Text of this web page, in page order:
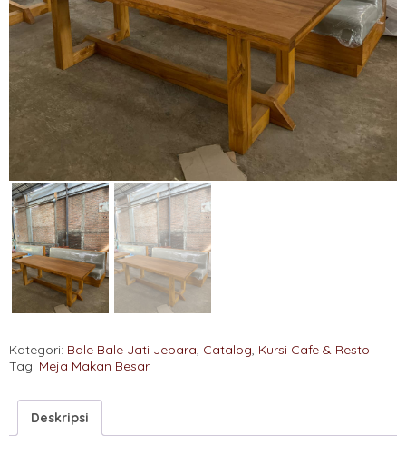
Kategori: Bale Bale Jati Jepara, Catalog, Kursi Cafe & Resto
Tag: Meja Makan Besar
Deskripsi